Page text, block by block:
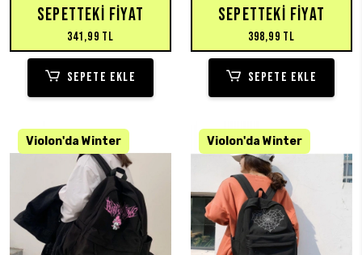
SEPETTEKI FIYAT
341,99 TL
SEPETE EKLE
SEPETTEKI FIYAT
398,99 TL
SEPETE EKLE